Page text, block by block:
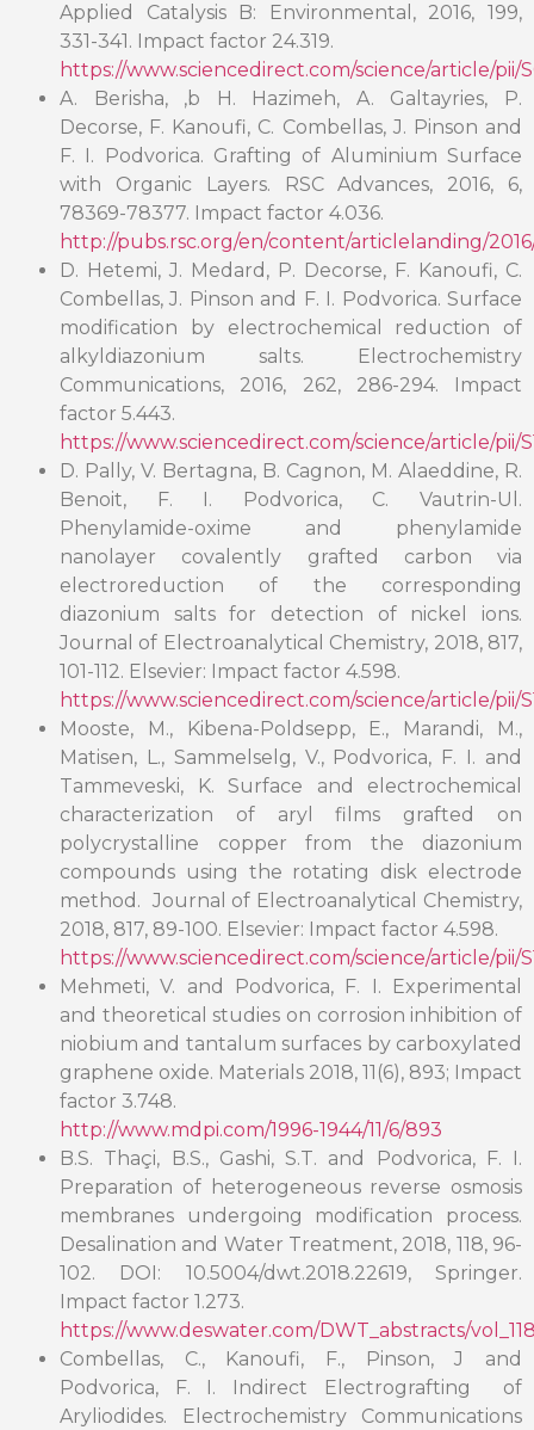
Applied Catalysis B: Environmental, 2016, 199,
331-341. Impact factor 24.319.
https://www.sciencedirect.com/science/article/pii/
A. Berisha, ,b H. Hazimeh, A. Galtayries, P.
Decorse, F. Kanoufi, C. Combellas, J. Pinson and
F. I. Podvorica. Grafting of Aluminium Surface
with Organic Layers. RSC Advances, 2016, 6,
78369-78377. Impact factor 4.036.
http://pubs.rsc.org/en/content/articlelanding/
D. Hetemi, J. Medard, P. Decorse, F. Kanoufi, C.
Combellas, J. Pinson and F. I. Podvorica. Surface
modification by electrochemical reduction of
alkyldiazonium salts. Electrochemistry
Communications, 2016, 262, 286-294. Impact
factor 5.443.
https://www.sciencedirect.com/science/article/pii/
D. Pally, V. Bertagna, B. Cagnon, M. Alaeddine, R.
Benoit, F. I. Podvorica, C. Vautrin-Ul.
Phenylamide-oxime and phenylamide
nanolayer covalently grafted carbon via
electroreduction of the corresponding
diazonium salts for detection of nickel ions.
Journal of Electroanalytical Chemistry, 2018, 817,
101-112. Elsevier: Impact factor 4.598.
https://www.sciencedirect.com/science/article/pii/
Mooste, M., Kibena-Poldsepp, E., Marandi, M.,
Matisen, L., Sammelselg, V., Podvorica, F. I. and
Tammeveski, K. Surface and electrochemical
characterization of aryl films grafted on
polycrystalline copper from the diazonium
compounds using the rotating disk electrode
method. Journal of Electroanalytical Chemistry,
2018, 817, 89-100. Elsevier: Impact factor 4.598.
https://www.sciencedirect.com/science/article/pii/
Mehmeti, V. and Podvorica, F. I. Experimental
and theoretical studies on corrosion inhibition of
niobium and tantalum surfaces by carboxylated
graphene oxide. Materials 2018, 11(6), 893; Impact
factor 3.748.
http://www.mdpi.com/1996-1944/11/6/893
B.S. Thaçi, B.S., Gashi, S.T. and Podvorica, F. I.
Preparation of heterogeneous reverse osmosis
membranes undergoing modification process.
Desalination and Water Treatment, 2018, 118, 96-
102. DOI: 10.5004/dwt.2018.22619, Springer.
Impact factor 1.273.
https://www.deswater.com/DWT_abstracts/
Combellas, C., Kanoufi, F., Pinson, J and
Podvorica, F. I. Indirect Electrografting of
Aryliodides. Electrochemistry Communications